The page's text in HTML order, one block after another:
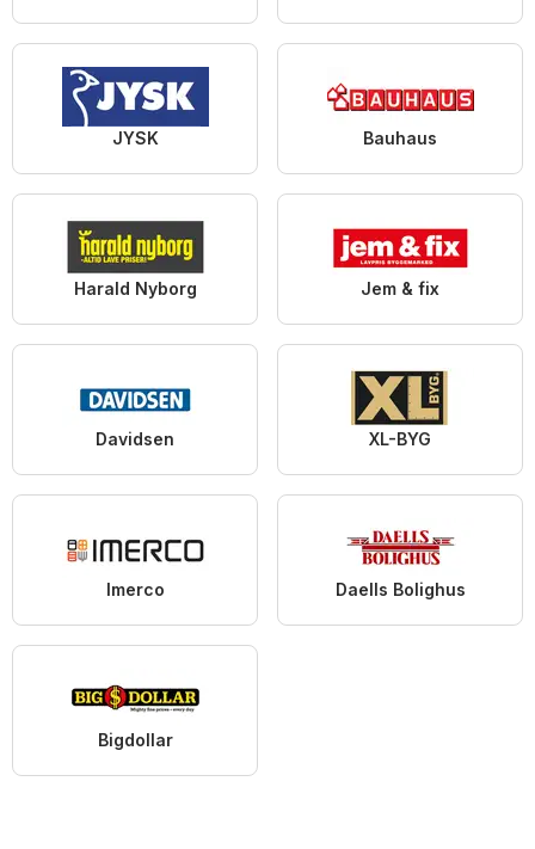
JYSK Bauhaus
Harald Nyborg Jem & fix
Davidsen XL-BYG
Imerco Daells Bolighus
Bigdollar